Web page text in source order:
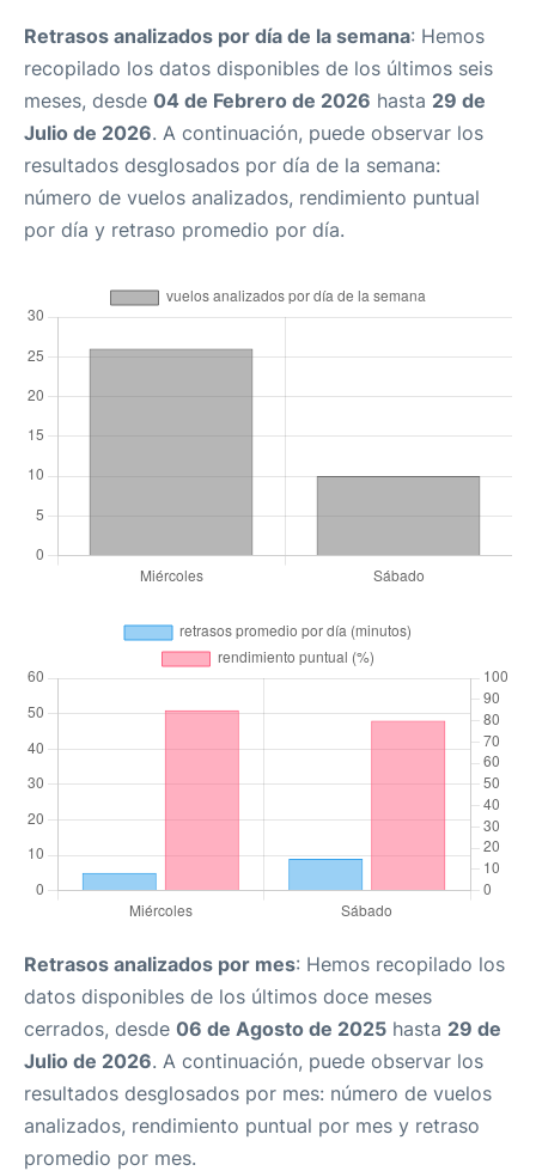
Retrasos analizados por día de la semana: Hemos
recopilado los datos disponibles de los últimos seis
meses, desde 04 de Febrero de 2026 hasta 29 de
Julio de 2026. A continuación, puede observar los
resultados desglosados por día de la semana:
número de vuelos analizados, rendimiento puntual
por día y retraso promedio por día.
Retrasos analizados por mes: Hemos recopilado los
datos disponibles de los últimos doce meses
cerrados, desde 06 de Agosto de 2025 hasta 29 de
Julio de 2026. A continuación, puede observar los
resultados desglosados por mes: número de vuelos
analizados, rendimiento puntual por mes y retraso
promedio por mes.